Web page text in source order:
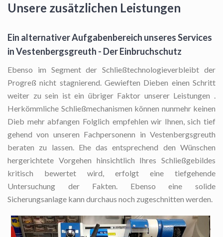
Unsere zusätzlichen Leistungen
Ein alternativer Aufgabenbereich unseres Services
in Vestenbergsgreuth - Der Einbruchschutz
Ebenso im Segment der Schließtechnologieverbleibt der
Progreß nicht stagnierend. Gewieften Dieben einen Schritt
weiter zu sein ist ein übriger Faktor unserer Leistungen .
Herkömmliche Schließmechanismen können nunmehr keinen
Dieb mehr abfangen Folglich empfehlen wir Ihnen, sich tief
gehend von unseren Fachpersonenn in Vestenbergsgreuth
beraten zu lassen. Ehe das entsprechend den Wünschen
hergerichtete Vorgehen hinsichtlich Ihres Schließgebildes
kritisch bewertet wird, erfolgt eine tiefgehende
Untersuchung der Fakten. Ebenso eine solide
Sicherungsanlage kann durchaus noch zugeschnitten werden.